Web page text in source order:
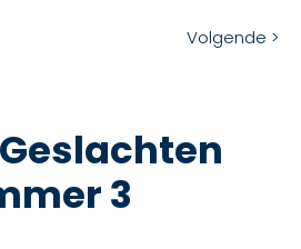
Volgende >
3